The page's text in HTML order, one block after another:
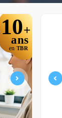
10+
ans
en TBR